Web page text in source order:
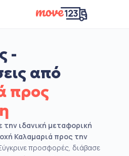
-
από
προς
την ιδανική μεταφορική
Καλαμαριά προς την
προσφορές, διάβασε